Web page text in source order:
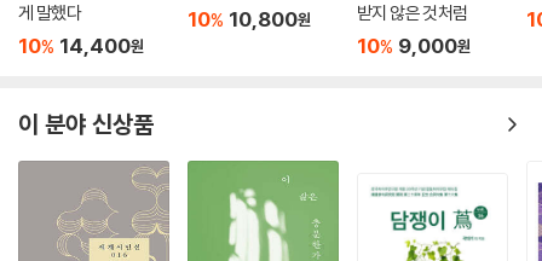
게 말했다
10% 14,400원
10% 10,800원
받지 않은 것처럼
10% 9,000원
이 분야 신상품